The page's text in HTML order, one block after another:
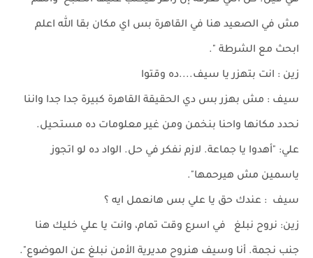
مش في الصعيد هنا في القاهرة بس اي مكان بقا الله اعلم
ابحث مع الشرطة ".
زين : انت بتهزر يا سيف....ده وقتوا
سيف : مش بهزر بس دي الحقيقة القاهرة كبيرة جدا جدا واننا
نحدد مكانها واحنا بنخمن ومن غير معلومات ده مستحيل.
علي: "أهدوا يا جماعة. لازم نفكر في حل. الواد ده لو اتجوز
ياسمين مش هيرحمها".
سيف : عندك حق يا علي بس هانعمل ايه ؟
زين: نروح نبلغ في اسرع وقت تمام، وانت يا علي خليك هنا
جنب نجمة. أنا وسيف هنروح مديرية الأمن نبلغ عن الموضوع".